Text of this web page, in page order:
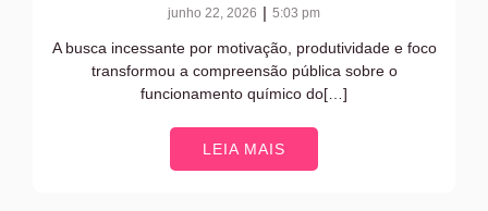
junho 22, 2026 | 5:03 pm
A busca incessante por motivação, produtividade e foco
transformou a compreensão pública sobre o
funcionamento químico do[…]
LEIA MAIS